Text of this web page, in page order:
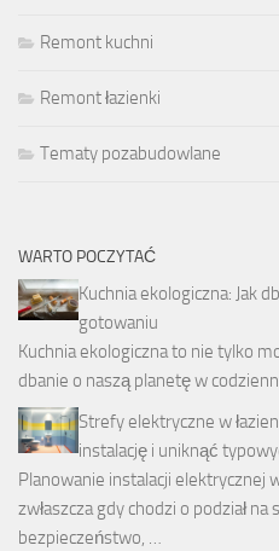
Remont kuchni
Remont łazienki
Tematy pozabudowlane
WARTO POCZYTAĆ
Kuchnia ekologiczna: Jak
gotowaniu
Kuchnia ekologiczna to nie tylko
dbanie o naszą planetę w
Strefy elektryczne w
instalację i uniknąć
Planowanie instalacji elektrycznej
zwłaszcza gdy chodzi o podział
bezpieczeństwo, …